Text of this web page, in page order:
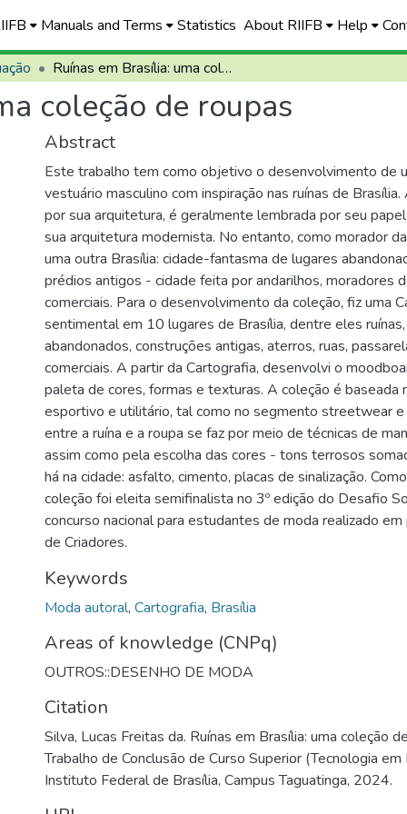
Manuals and Terms Statistics About RIIFB Help
Ruínas em Brasília: uma coleção de roupas
coleção de roupas
Abstract
Este trabalho tem como objetivo o desenvolvimento de
vestuário masculino com inspiração nas ruínas de Brasília.
por sua arquitetura, é geralmente lembrada por seu
sua arquitetura modernista. No entanto, como morador
uma outra Brasília: cidade-fantasma de lugares
prédios antigos - cidade feita por andarilhos, moradores
comerciais. Para o desenvolvimento da coleção, fiz uma
sentimental em 10 lugares de Brasília, dentre eles
abandonados, construções antigas, aterros, ruas,
comerciais. A partir da Cartografia, desenvolvi o
paleta de cores, formas e texturas. A coleção é baseada
esportivo e utilitário, tal como no segmento streetwear
entre a ruína e a roupa se faz por meio de técnicas de
assim como pela escolha das cores - tons terrosos
há na cidade: asfalto, cimento, placas de sinalização.
coleção foi eleita semifinalista no 3º edição do Desafio
concurso nacional para estudantes de moda realizado em
de Criadores.
Keywords
Moda autoral, Cartografia, Brasília
Areas of knowledge (CNPq)
OUTROS::DESENHO DE MODA
Citation
Silva, Lucas Freitas da. Ruínas em Brasília: uma coleção
Trabalho de Conclusão de Curso Superior (Tecnologia
Instituto Federal de Brasília, Campus Taguatinga, 2024.